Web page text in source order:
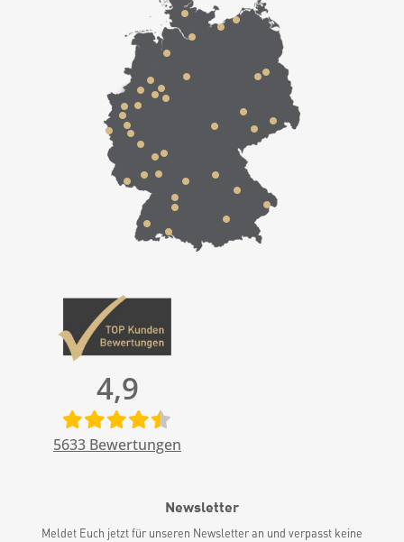
4,9
5633 Bewertungen
Newsletter
Meldet Euch jetzt für unseren Newsletter an und verpasst keine